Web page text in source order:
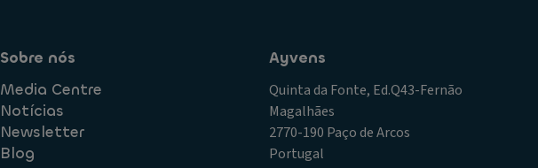
Sobre nós
Media Centre
Notícias
Newsletter
Blog
Ayvens
Quinta da Fonte, Ed.Q43-Fernão
Magalhães
2770-190 Paço de Arcos
Portugal